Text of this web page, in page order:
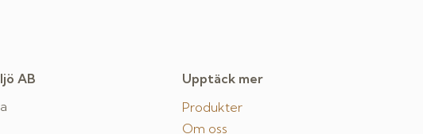
AB
Upptäck mer
Produkter
Om oss